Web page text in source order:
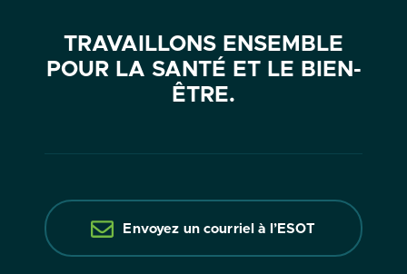
TRAVAILLONS ENSEMBLE
POUR LA SANTÉ ET LE BIEN-
ÊTRE.
Envoyez un courriel à l’ESOT